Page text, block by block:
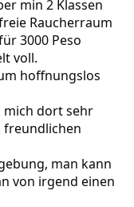
min 2 Klassen
Raucherraum
3000 Peso
voll.
hoffnungslos
mich dort sehr
freundlichen
man kann
von irgend einen